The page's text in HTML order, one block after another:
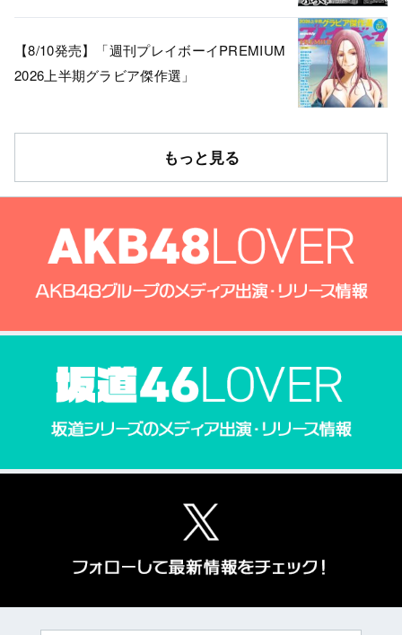
【8/10発売】「週刊プレイボーイPREMIUM
2026上半期グラビア傑作選」
もっと見る